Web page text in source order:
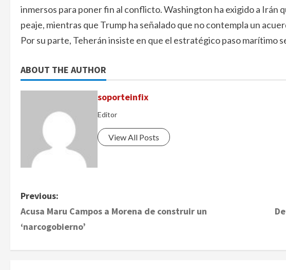
inmersos para poner fin al conflicto. Washington ha exigido a Irán
peaje, mientras que Trump ha señalado que no contempla un
Por su parte, Teherán insiste en que el estratégico paso marítimo
ABOUT THE AUTHOR
soporteinfix
Editor
View All Posts
P
o
Previous:
Acusa Maru Campos a Morena de construir un
‘narcogobierno’